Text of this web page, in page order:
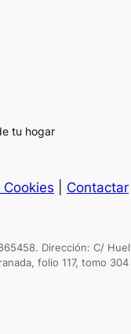
tu hogar
Contactar
Dirección: C/
folio 117, tomo